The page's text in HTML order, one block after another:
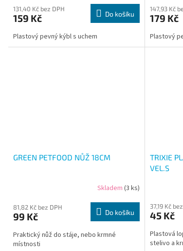
131,40 Kč bez DPH
159 Kč Do košíku
Plastový pevný kýbl s uchem
147,93 Kč
179 Kč
Plastový
GREEN PETFOOD NŮŽ 18CM
Skladem (3 ks)
81,82 Kč bez DPH
99 Kč Do košíku
Praktický nůž do stáje, nebo krmné
místnosti
TRIXIE
VEL.S
37,19 Kč
45 Kč
Plastová
stelivo a